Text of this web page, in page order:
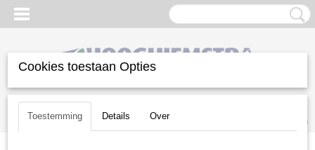
Inloggen Registreren
(0)
Cookies toestaan Opties
Toestemming Details Over